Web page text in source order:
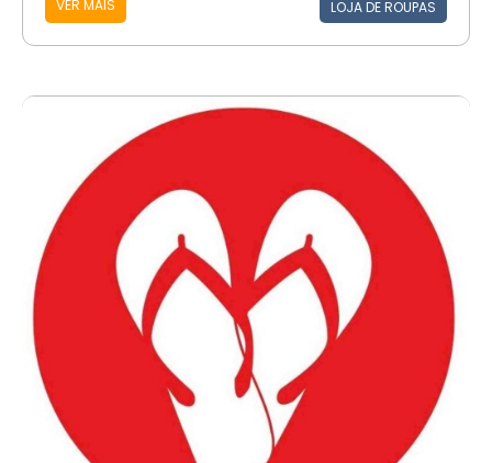
VER MAIS LOJA DE ROUPAS